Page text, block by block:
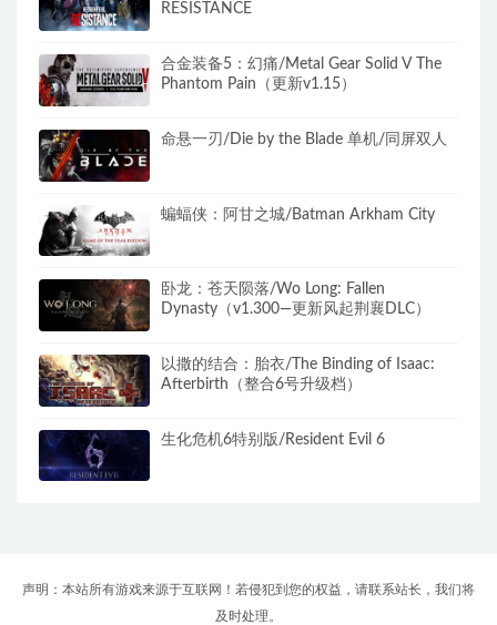
RESISTANCE
合金装备5：幻痛/Metal Gear Solid V The
Phantom Pain（更新v1.15）
命悬一刃/Die by the Blade 单机/同屏双人
蝙蝠侠：阿甘之城/Batman Arkham City
卧龙：苍天陨落/Wo Long: Fallen
Dynasty（v1.300—更新风起荆襄DLC）
以撒的结合：胎衣/The Binding of Isaac:
Afterbirth（整合6号升级档）
生化危机6特别版/Resident Evil 6
声明：本站所有游戏来源于互联网！若侵犯到您的权益，请联系站长，我们将
及时处理。